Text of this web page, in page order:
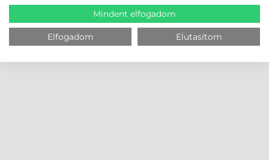
Mindent elfogadom
Elfogadom Elutasítom